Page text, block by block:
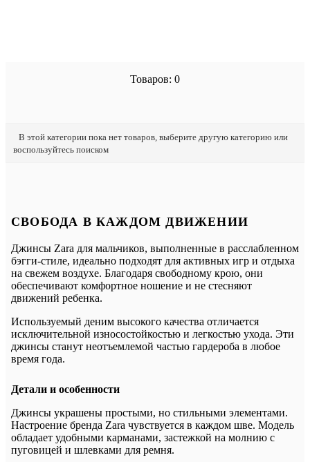
Товаров: 0
В этой категории пока нет товаров, выберите другую категорию или
воспользуйтесь поиском
СВОБОДА В КАЖДОМ ДВИЖЕНИИ
Джинсы Zara для мальчиков, выполненные в расслабленном
бэгги-стиле, идеально подходят для активных игр и отдыха
на свежем воздухе. Благодаря свободному крою, они
обеспечивают комфортное ношение и не стесняют
движений ребенка.
Используемый деним высокого качества отличается
исключительной износостойкостью и легкостью ухода. Эти
джинсы станут неотъемлемой частью гардероба в любое
время года.
Детали и особенности
Джинсы украшены простыми, но стильными элементами.
Настроение бренда Zara чувствуется в каждом шве. Модель
обладает удобными карманами, застежкой на молнию с
пуговицей и шлевками для ремня.